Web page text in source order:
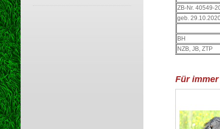
ZB-Nr. 40549-
geb.
BH
NZB, JB, ZTP
Für